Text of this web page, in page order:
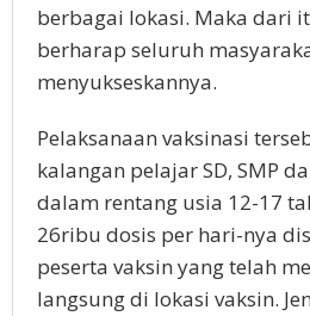
berbagai lokasi. Maka dari
berharap seluruh
menyukseskannya.
Pelaksanaan vaksinasi
kalangan pelajar SD, SMP
dalam rentang usia 12-17
26ribu dosis per hari-nya
peserta vaksin yang telah
langsung di lokasi vaksin.